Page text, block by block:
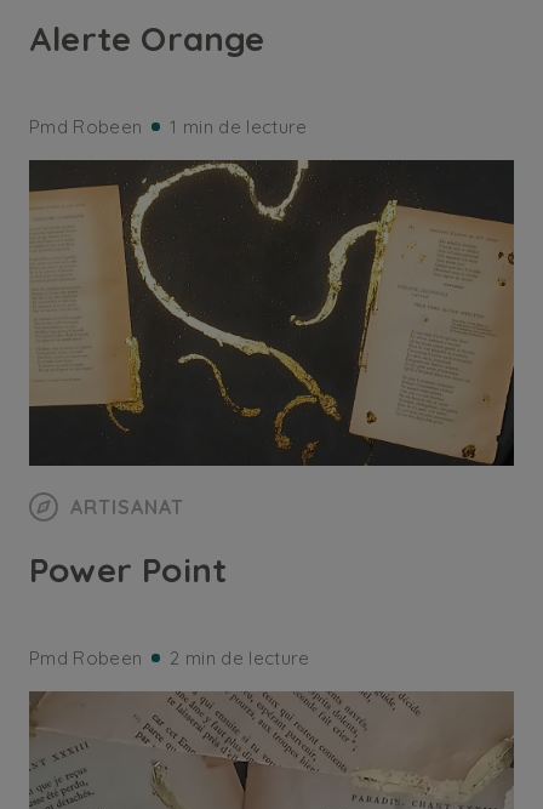
Alerte Orange
Pmd Robeen 1 min de lecture
ARTISANAT
Power Point
Pmd Robeen 2 min de lecture